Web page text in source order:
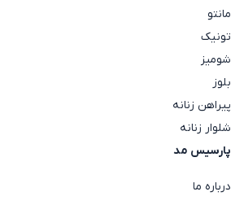
مانتو
تونیک
شومیز
بلوز
پیراهن زنانه
شلوار زنانه
پارسیس مد
درباره ما